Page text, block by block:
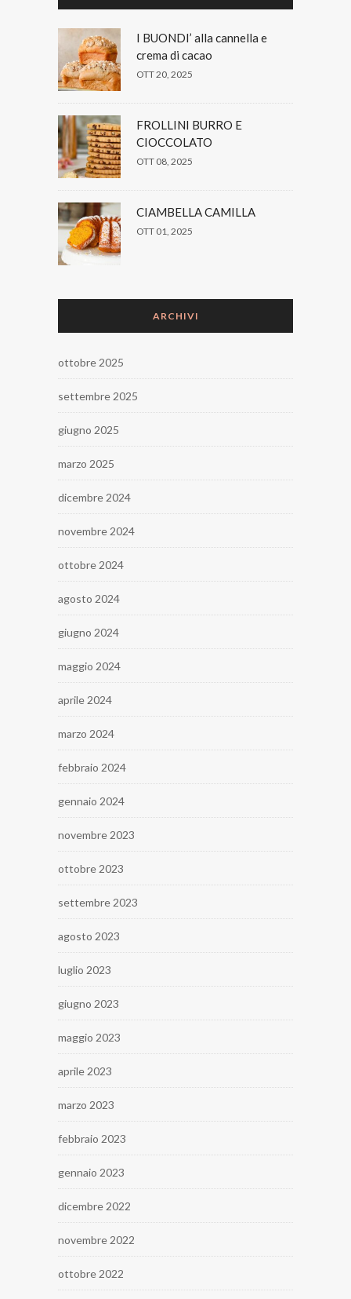
I BUONDI’ alla cannella e
crema di cacao
OTT 20, 2025
FROLLINI BURRO E
CIOCCOLATO
OTT 08, 2025
CIAMBELLA CAMILLA
OTT 01, 2025
ARCHIVI
ottobre 2025
settembre 2025
giugno 2025
marzo 2025
dicembre 2024
novembre 2024
ottobre 2024
agosto 2024
giugno 2024
maggio 2024
aprile 2024
marzo 2024
febbraio 2024
gennaio 2024
novembre 2023
ottobre 2023
settembre 2023
agosto 2023
luglio 2023
giugno 2023
maggio 2023
aprile 2023
marzo 2023
febbraio 2023
gennaio 2023
dicembre 2022
novembre 2022
ottobre 2022